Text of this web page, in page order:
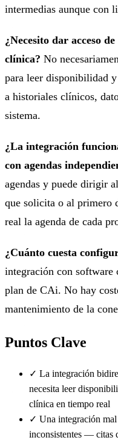
intermedias aunque con
¿Necesito dar acceso
clínica? No
para leer disponibilidad
a historiales clínicos,
sistema.
¿La integración
con agendas
agendas y puede dirigir
que solicita o al primero
real la agenda de cada
¿Cuánto cuesta
integración con software
plan de CAi. No hay
mantenimiento de la
Puntos Clave
✓ La integración
necesita leer
clínica en tiempo real
✓ Una integración
inconsistentes — citas